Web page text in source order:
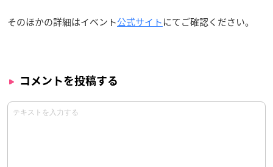
そのほかの詳細はイベント公式サイトにてご確認ください。
コメントを投稿する